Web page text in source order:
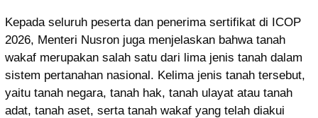
Kepada seluruh peserta dan penerima sertifikat di ICOP
2026, Menteri Nusron juga menjelaskan bahwa tanah
wakaf merupakan salah satu dari lima jenis tanah dalam
sistem pertanahan nasional. Kelima jenis tanah tersebut,
yaitu tanah negara, tanah hak, tanah ulayat atau tanah
adat, tanah aset, serta tanah wakaf yang telah diakui